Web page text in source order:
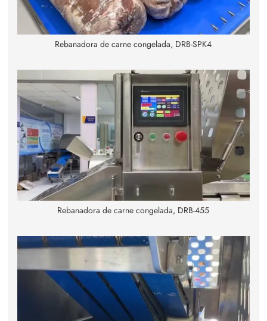
Rebanadora de carne congelada, DRB-SPK4
Rebanadora de carne congelada, DRB-455